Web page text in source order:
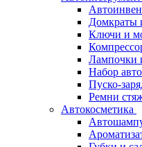
Домкраты
Ключи и
Лампочки
Набор
Пуско-
Ремни
Автокосметика